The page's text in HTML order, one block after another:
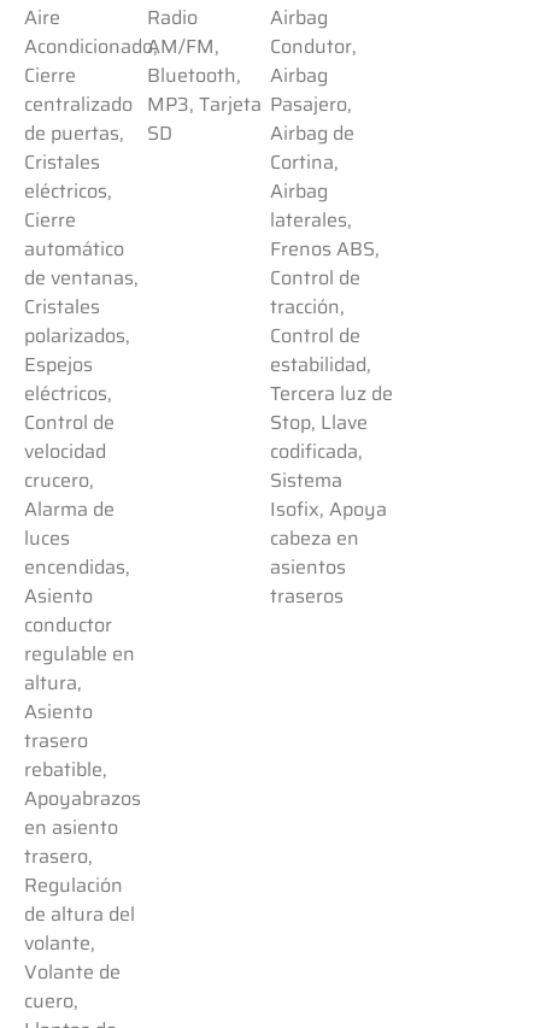
Aire
Acondicionado,
Cierre
centralizado
de puertas,
Cristales
eléctricos,
Cierre
automático
de ventanas,
Cristales
polarizados,
Espejos
eléctricos,
Control de
velocidad
crucero,
Alarma de
luces
encendidas,
Asiento
conductor
regulable en
altura,
Asiento
trasero
rebatible,
Apoyabrazos
en asiento
trasero,
Regulación
de altura del
volante,
Volante de
cuero,
Radio
AM/FM,
Bluetooth,
MP3, Tarjeta
SD
Airbag
Condutor,
Airbag
Pasajero,
Airbag de
Cortina,
Airbag
laterales,
Frenos ABS,
Control de
tracción,
Control de
estabilidad,
Tercera luz de
Stop, Llave
codificada,
Sistema
Isofix, Apoya
cabeza en
asientos
traseros